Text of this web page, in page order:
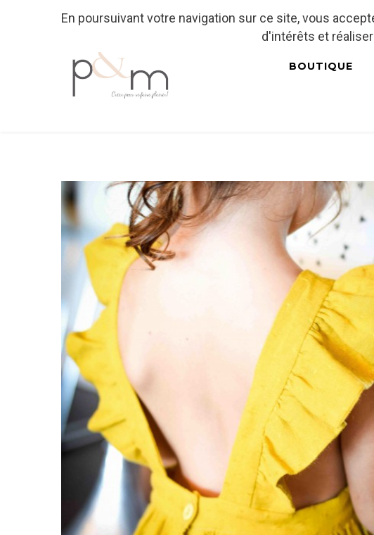
Euro | USD
BOUTIQUE
En poursuivant votre navigation sur ce site, vous
d'intérêts et